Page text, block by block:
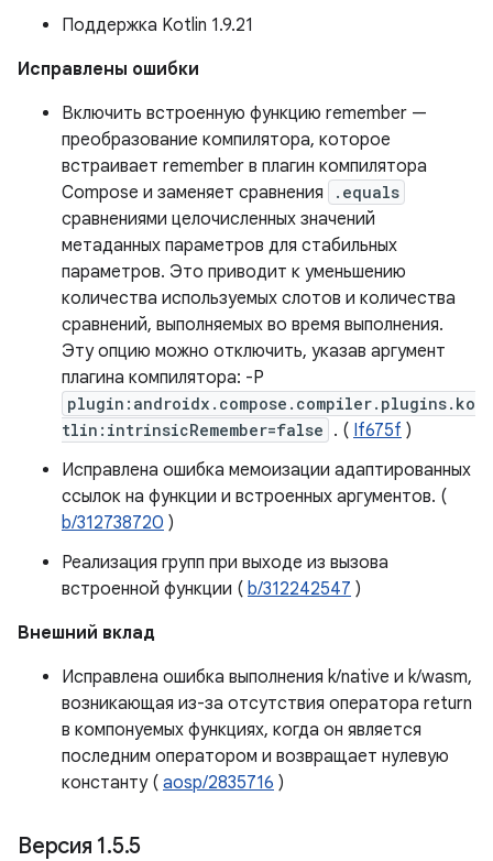
Поддержка Kotlin 1.9.21
Исправлены ошибки
Включить встроенную функцию remember —
преобразование компилятора, которое
встраивает remember в плагин компилятора
Compose и заменяет сравнения
.equals
сравнениями целочисленных значений
метаданных параметров для стабильных
параметров. Это приводит к уменьшению
количества используемых слотов и количества
сравнений, выполняемых во время выполнения.
Эту опцию можно отключить, указав аргумент
плагина компилятора: -P
plugin:androidx.compose.compiler.plugins.ko
tlin:intrinsicRemember=false . ( If675f )
Исправлена ​​ошибка мемоизации адаптированных
ссылок на функции и встроенных аргументов. (
b/312738720 )
Реализация групп при выходе из вызова
встроенной функции ( b/312242547 )
Внешний вклад
Исправлена ​​ошибка выполнения k/native и k/wasm,
возникающая из-за отсутствия оператора return
в компонуемых функциях, когда он является
последним оператором и возвращает нулевую
константу ( aosp/2835716 )
Версия 1.5.5